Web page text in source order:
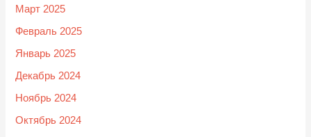
Март 2025
Февраль 2025
Январь 2025
Декабрь 2024
Ноябрь 2024
Октябрь 2024